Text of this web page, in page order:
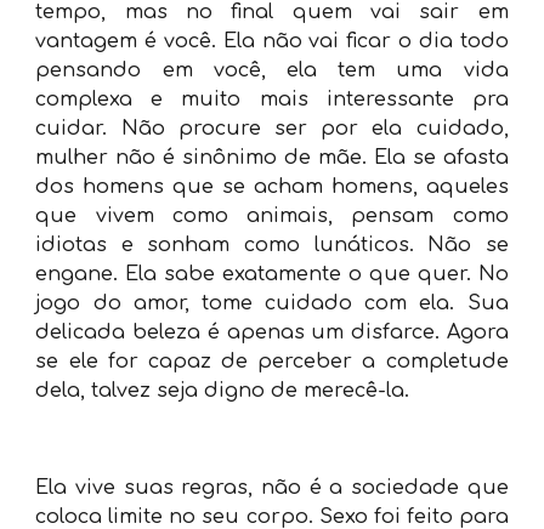
tempo, mas no final quem vai sair em
vantagem é você. Ela não vai ficar o dia todo
pensando em você, ela tem uma vida
complexa e muito mais interessante pra
cuidar. Não procure ser por ela cuidado,
mulher não é sinônimo de mãe. Ela se afasta
dos homens que se acham homens, aqueles
que vivem como animais, pensam como
idiotas e sonham como lunáticos. Não se
engane. Ela sabe exatamente o que quer. No
jogo do amor, tome cuidado com ela. Sua
delicada beleza é apenas um disfarce. Agora
se ele for capaz de perceber a completude
dela, talvez seja digno de merecê-la.
Ela vive suas regras, não é a sociedade que
coloca limite no seu corpo. Sexo foi feito para